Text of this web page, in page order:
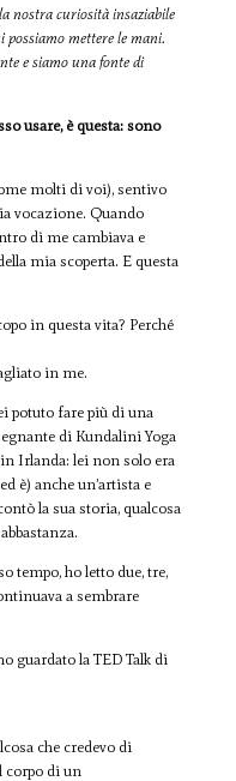
nostra curiosità insaziabile
mettere le mani.
e siamo una fonte di
usare, è questa: sono
molti di voi), sentivo
vocazione. Quando
di me cambiava e
mia scoperta. E questa
in questa vita? Perché
in me.
potuto fare più di una
di Kundalini Yoga
Irlanda: lei non solo era
è) anche un’artista e
la sua storia, qualcosa
tempo, ho letto due, tre,
a sembrare
guardato la TED Talk di
che credevo di
corpo di un